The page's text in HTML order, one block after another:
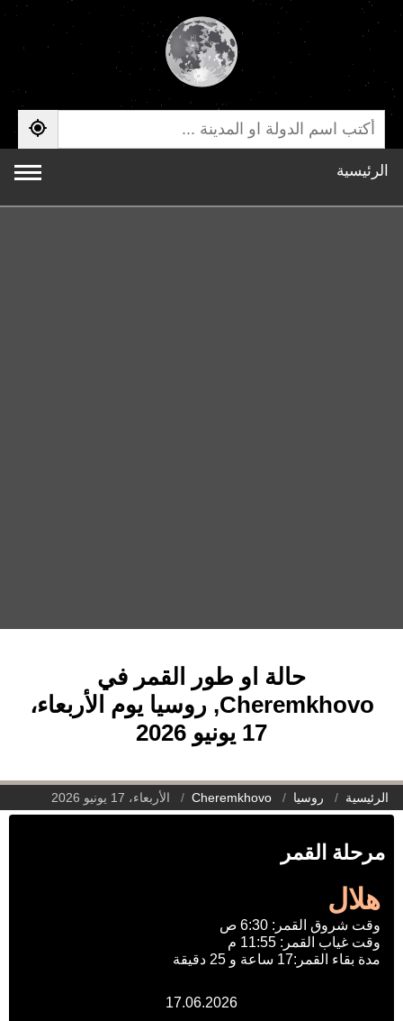
الرئيسية
حالة او طور القمر في
Cheremkhovo, روسيا يوم الأربعاء،
17 يونيو 2026
الرئيسية روسيا Cheremkhovo الأربعاء، 17 يونيو 2026
مرحلة القمر
هلال
وقت شروق القمر: 6:30 ص
وقت غياب القمر: 11:55 م
مدة بقاء القمر:17 ساعة و 25 دقيقة
17.06.2026